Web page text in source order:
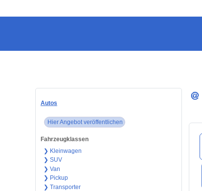
Autos
Hier Angebot veröffentlichen
Fahrzeugklassen
❯ Kleinwagen
❯ SUV
❯ Van
❯ Pickup
❯ Transporter